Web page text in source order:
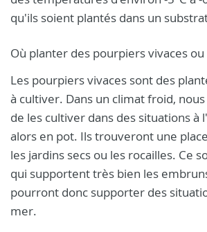
qu'ils soient plantés dans un
Où planter des pourpiers vivaces
Les pourpiers vivaces sont des
à cultiver. Dans un climat froid,
de les cultiver dans des situations à
alors en pot. Ils trouveront une
les jardins secs ou les rocailles. Ce
qui supportent très bien les
pourront donc supporter des
mer.